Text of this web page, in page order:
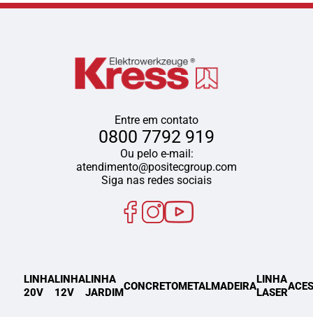
Entre em contato
0800 7792 919
Ou pelo e-mail:
atendimento@positecgroup.com
Siga nas redes sociais
LINHA
20V
LINHA
12V
LINHA
JARDIM
CONCRETOMETALMADEIRA
LINHA
LASER